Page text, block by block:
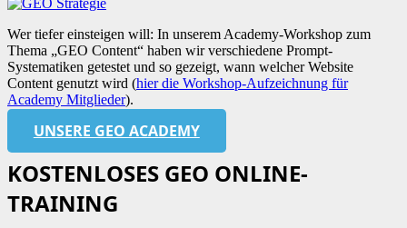
Wer tiefer einsteigen will: In unserem Academy-Workshop zum
Thema „GEO Content“ haben wir verschiedene Prompt-
Systematiken getestet und so gezeigt, wann welcher Website
Content genutzt wird (hier die Workshop-Aufzeichnung für
Academy Mitglieder).
UNSERE GEO ACADEMY
KOSTENLOSES GEO ONLINE-
TRAINING